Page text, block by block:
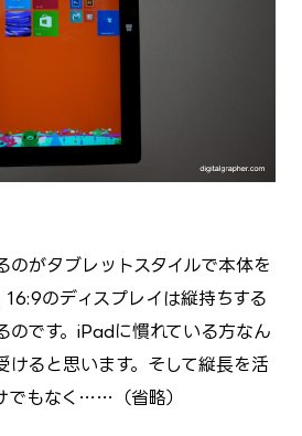
のがタブレットスタイルで本体を
16:9のディスプレイは縦持ちする
のです。iPadに慣れている方なん
けると思います。そして縦長を活
でもなく……（省略）